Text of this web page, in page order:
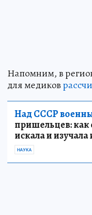
Напомним, в
для медиков
Над СССР
пришельцев: как
искала и
НАУКА